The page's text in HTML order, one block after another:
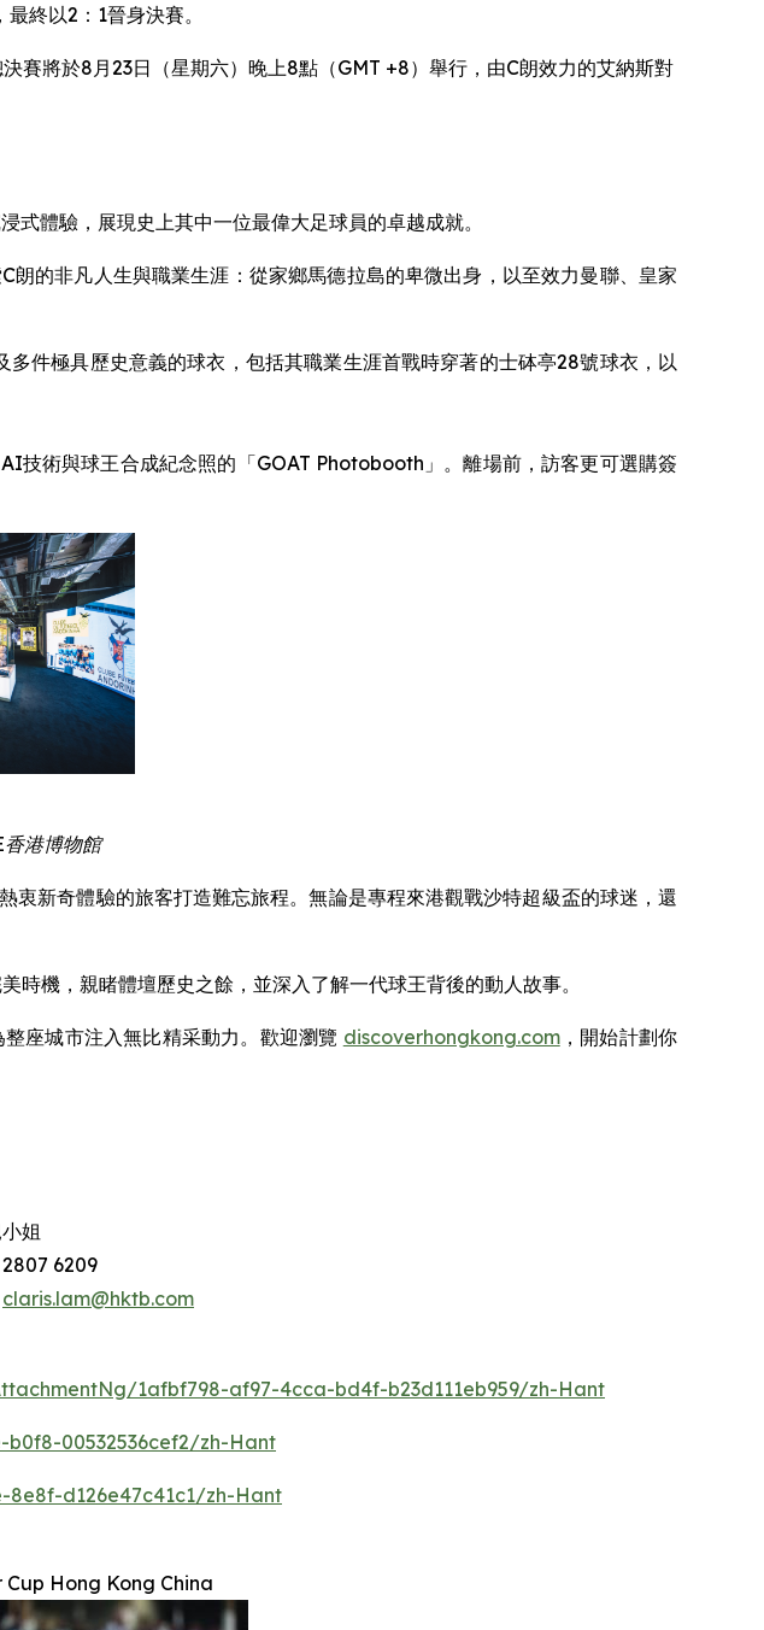
終以2：1晉身決賽。
賽將於8月23日（星期六）晚上8點（GMT +8）舉行，由C朗效力的艾納斯對
式體驗，展現史上其中一位最偉大足球員的卓越成就。
的非凡人生與職業生涯：從家鄉馬德拉島的卑微出身，以至效力曼聯、皇家
件極具歷史意義的球衣，包括其職業生涯首戰時穿著的士砵亭28號球衣，以
技術與球王合成紀念照的「GOAT Photobooth」。離場前，訪客更可選購簽
港博物館
新奇體驗的旅客打造難忘旅程。無論是專程來港觀戰沙特超級盃的球迷，還
機，親睹體壇歷史之餘，並深入了解一代球王背後的動人故事。
座城市注入無比精采動力。歡迎瀏覽 discoverhongkong.com，開始計劃你
姐
6209
claris.lam@hktb.com
1afbf798-af97-4cca-bd4f-b23d111eb959/zh-Hant
00532536cef2/zh-Hant
d126e47c41c1/zh-Hant
Hong Kong China